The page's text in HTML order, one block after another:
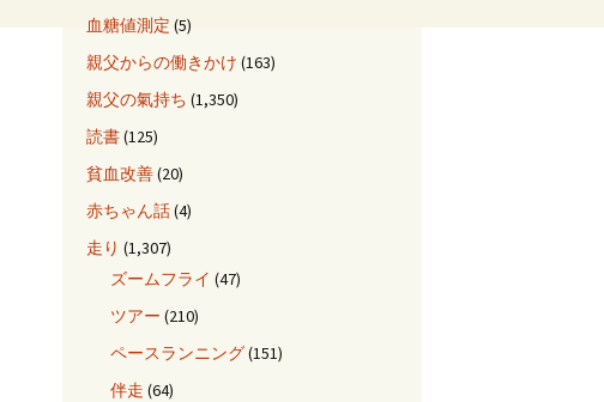
血糖値測定 (5)
親父からの働きかけ (163)
親父の氣持ち (1,350)
読書(125)
貧血改善(20)
赤ちゃん話(4)
走り (1,307)
ズームフライ (47)
ツアー (210)
ペースランニング(151)
伴走 (64)